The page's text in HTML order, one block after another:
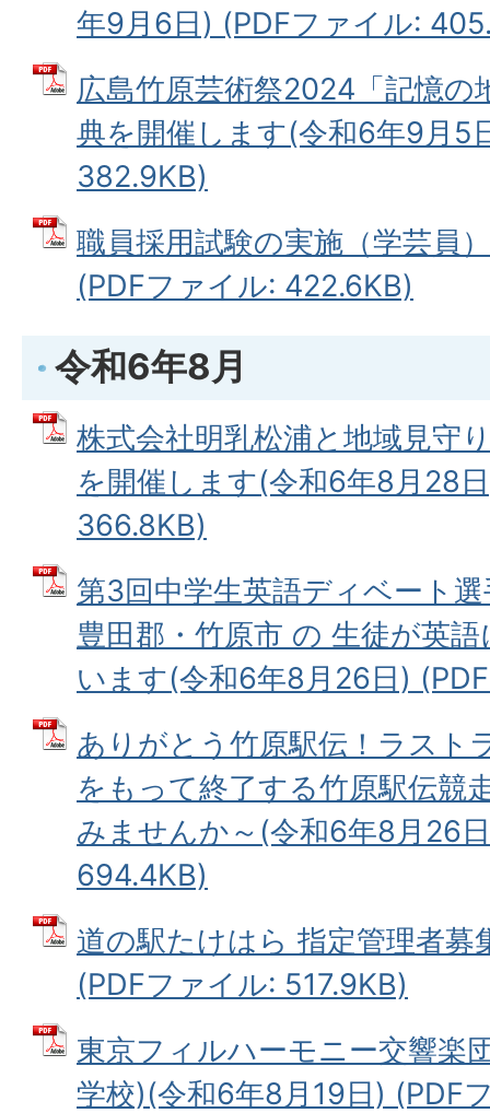
年9月6日) (PDFファイル:
広島竹原芸術祭2024「記憶の
典を開催します(令和6年9月5
382.9KB)
職員採用試験の実施（学芸員
(PDFファイル: 422.6KB)
令和6年8月
株式会社明乳松浦と地域見守
を開催します(令和6年8月28
366.8KB)
第3回中学生英語ディベート
豊田郡・竹原市 の 生徒が英
います(令和6年8月26日)
ありがとう竹原駅伝！ラスト
をもって終了する竹原駅伝競
みませんか～(令和6年8月26
694.4KB)
道の駅たけはら 指定管理者
(PDFファイル: 517.9KB)
東京フィルハーモニー交響楽
学校)(令和6年8月19日) (PDF